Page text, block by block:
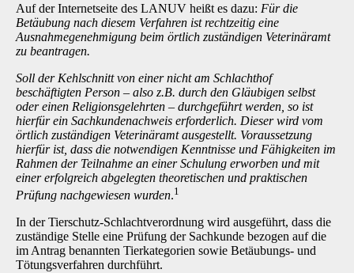
Auf der Internetseite des LANUV heißt es dazu: Für die
Betäubung nach diesem Verfahren ist rechtzeitig eine
Ausnahmegenehmigung beim örtlich zuständigen Veterinäramt
zu beantragen.
Soll der Kehlschnitt von einer nicht am Schlachthof
beschäftigten Person – also z.B. durch den Gläubigen selbst
oder einen Religionsgelehrten – durchgeführt werden, so ist
hierfür ein Sachkundenachweis erforderlich. Dieser wird vom
örtlich zuständigen Veterinäramt ausgestellt. Voraussetzung
hierfür ist, dass die notwendigen Kenntnisse und Fähigkeiten im
Rahmen der Teilnahme an einer Schulung erworben und mit
einer erfolgreich abgelegten theoretischen und praktischen
Prüfung nachgewiesen wurden.1
In der Tierschutz-Schlachtverordnung wird ausgeführt, dass die
zuständige Stelle eine Prüfung der Sachkunde bezogen auf die
im Antrag benannten Tierkategorien sowie Betäubungs- und
Tötungsverfahren durchführt.